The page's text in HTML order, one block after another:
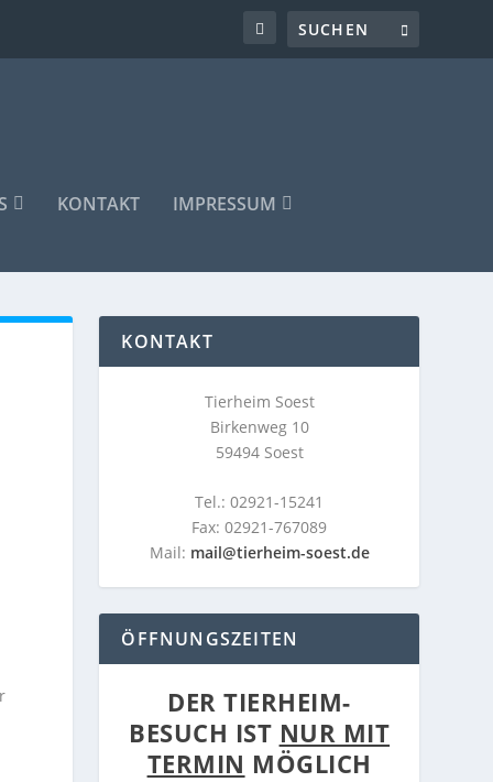
KONTAKT IMPRESSUM
KONTAKT
Tierheim Soest
Birkenweg 10
59494 Soest
Tel.: 02921-15241
Fax: 02921-767089
Mail: mail@tierheim-soest.de
ÖFFNUNGSZEITEN
DER TIERHEIM-
BESUCH IST NUR MIT
TERMIN MÖGLICH